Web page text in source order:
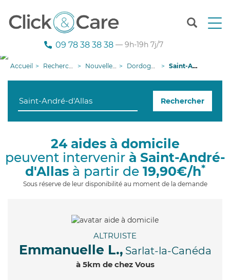
T
n
g
i
09 78 38 38 38 — 9h-19h 7j/7
Accueil Recherche aide à domicile Nouvelle-Aquitaine Dordogne Saint-André-d'Allas
Rechercher
24 aides à domicile
peuvent intervenir à Saint-André-
d'Allasà partir de 19,90€/h*
Sous réserve de leur disponibilité au moment de la demande
ALTRUISTE
Emmanuelle L., Sarlat-la-Canéda
à 5km de chez Vous